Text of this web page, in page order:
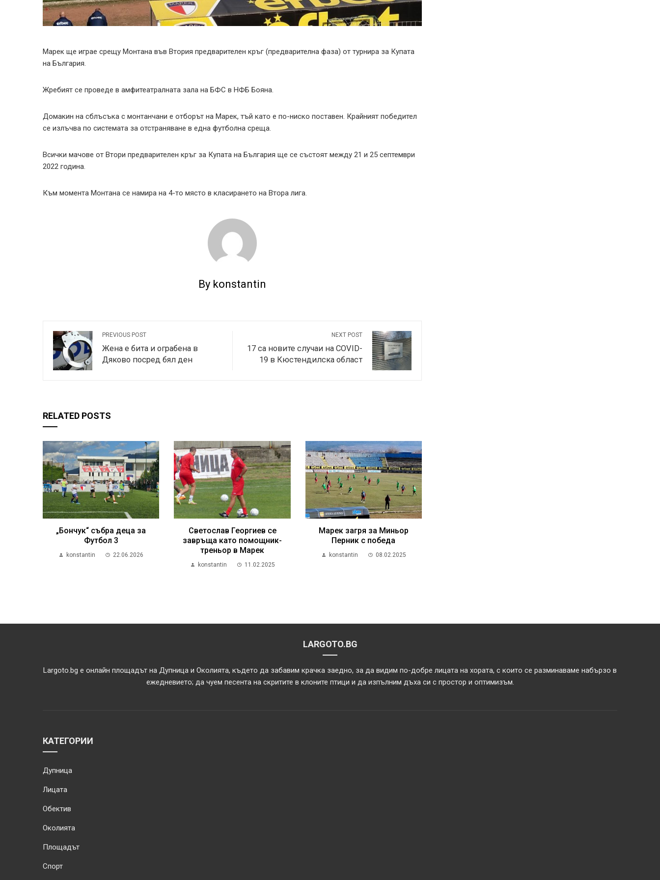
Марек ще играе срещу Монтана във Втория предварителен кръг (предварителна фаза) от турнира за Купата
на България.
Жребият се проведе в амфитеатралната зала на БФС в НФБ Бояна.
Домакин на сблъсъка с монтанчани е отборът на Марек, тъй като е по-ниско поставен. Крайният победител
се излъчва по системата за отстраняване в една футболна среща.
Всички мачове от Втори предварителен кръг за Купата на България ще се състоят между 21 и 25 септември
2022 година.
Към момента Монтана се намира на 4-то място в класирането на Втора лига.
By konstantin
PREVIOUS POST
Жена е бита и ограбена в
Дяково посред бял ден
NEXT POST
17 са новите случаи на COVID-
19 в Кюстендилска област
RELATED POSTS
„Бончук“ събра деца за
Футбол 3
konstantin 22.06.2026
Светослав Георгиев се
завръща като помощник-
треньор в Марек
konstantin 11.02.2025
Марек загря за Миньор
Перник с победа
konstantin 08.02.2025
LARGOTO.BG
Largoto.bg е онлайн площадът на Дупница и Околията, където да забавим крачка заедно, за да видим по-добре лицата на хората, с които се разминаваме набързо в
ежедневието; да чуем песента на скритите в клоните птици и да изпълним дъха си с простор и оптимизъм.
КАТЕГОРИИ
Дупница
Лицата
Обектив
Околията
Площадът
Спорт